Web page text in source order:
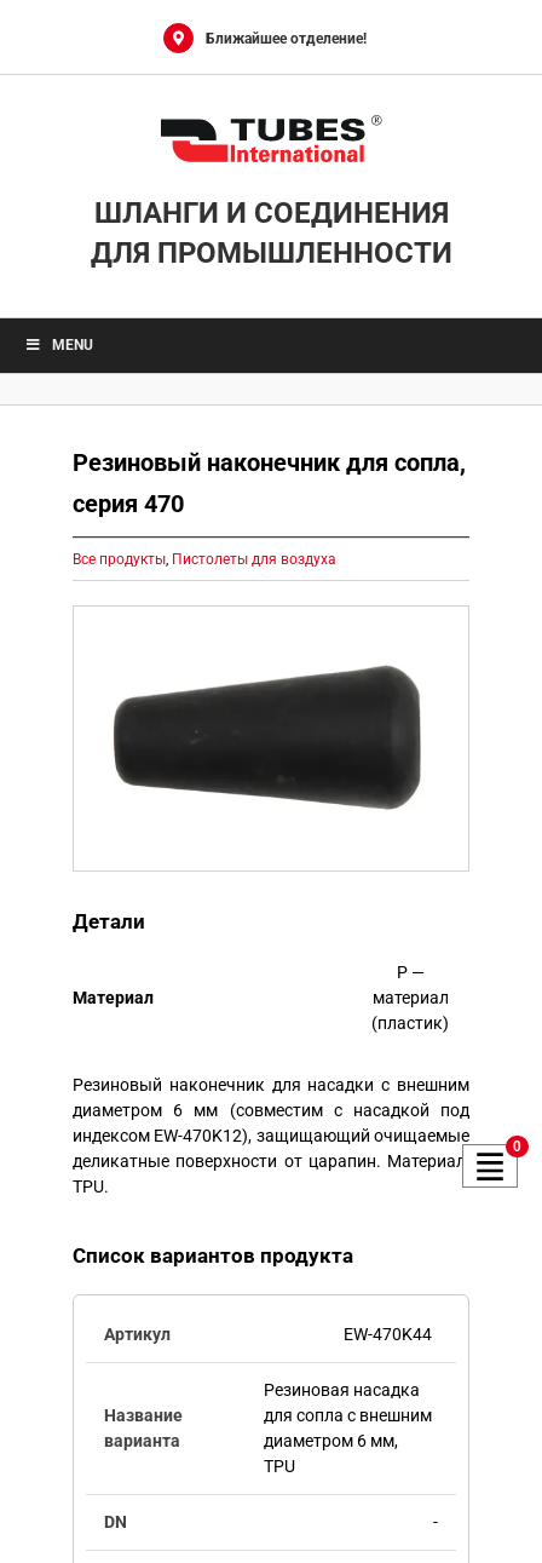
Ближайшее отделение!
ШЛАНГИ И СОЕДИНЕНИЯ
ДЛЯ ПРОМЫШЛЕННОСТИ
MENU
Резиновый наконечник для сопла,
серия 470
Все продукты, Пистолеты для воздуха
Детали
Mатериал
P —
материал
(пластик)
Резиновый наконечник для насадки с внешним
диаметром 6 мм (совместим с насадкой под
индексом EW-470K12), защищающий очищаемые
деликатные поверхности от царапин. Материал:
TPU.
Список вариантов продукта
EW-470K44
Резиновая насадка
для сопла с внешним
диаметром 6 мм,
TPU
-
0